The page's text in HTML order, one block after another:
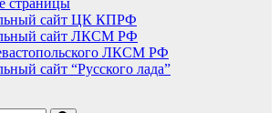
страницы
сайт ЦК КПРФ
сайт ЛКСМ РФ
ЛКСМ РФ
сайт “Русского лада”